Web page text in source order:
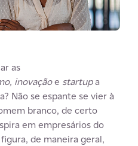
as
inovaçãoe startupa
Não se espante se vier à
branco, de certo
em empresários do
de maneira geral,